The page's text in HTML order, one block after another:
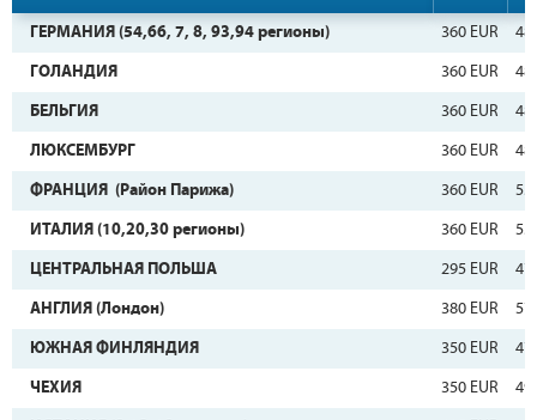
ГЕРМАНИЯ (54,66, 7, 8, 93,94 регионы) 360 EUR
ГОЛАНДИЯ 360 EUR
БЕЛЬГИЯ 360 EUR
ЛЮКСЕМБУРГ 360 EUR
ФРАНЦИЯ (Район Парижа) 360 EUR
ИТАЛИЯ (10,20,30 регионы) 360 EUR
ЦЕНТРАЛЬНАЯ ПОЛЬША 295 EUR
АНГЛИЯ (Лондон) 380 EUR
ЮЖНАЯ ФИНЛЯНДИЯ 350 EUR
ЧЕХИЯ 350 EUR